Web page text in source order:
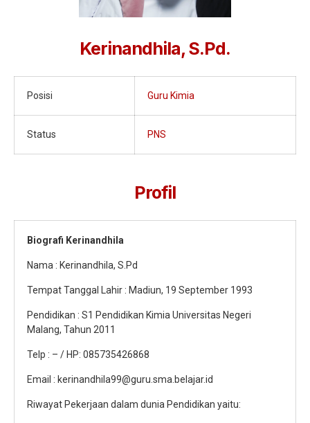
Kerinandhila, S.Pd.
Posisi Guru Kimia
Status PNS
Profil
Biografi Kerinandhila
Nama : Kerinandhila, S.Pd
Tempat Tanggal Lahir : Madiun, 19 September 1993
Pendidikan : S1 Pendidikan Kimia Universitas Negeri
Malang, Tahun 2011
Telp : – / HP: 085735426868
Email : kerinandhila99@guru.sma.belajar.id
Riwayat Pekerjaan dalam dunia Pendidikan yaitu: